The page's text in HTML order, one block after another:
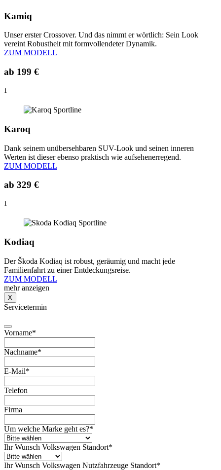
Kamiq
Unser erster Crossover. Und das nimmt er wörtlich: Sein Look
vereint Robustheit mit formvollendeter Dynamik.
ZUM MODELL
ab 199 €
1
Karoq
Dank seinem unübersehbaren SUV-Look und seinen inneren
Werten ist dieser ebenso praktisch wie aufsehenerregend.
ZUM MODELL
ab 329 €
1
Kodiaq
Der Škoda Kodiaq ist robust, geräumig und macht jede
Familienfahrt zu einer Entdeckungsreise.
ZUM MODELL
mehr anzeigen
X
Servicetermin
Vorname*
Nachname*
E-Mail*
Telefon
Firma
Um welche Marke geht es?*
Ihr Wunsch Volkswagen Standort*
Ihr Wunsch Volkswagen Nutzfahrzeuge Standort*